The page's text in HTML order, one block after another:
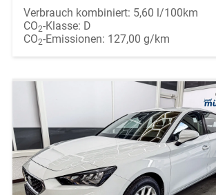
Verbrauch kombiniert: 5,60 l/100km
CO2-Klasse: D
CO2-Emissionen: 127,00 g/km